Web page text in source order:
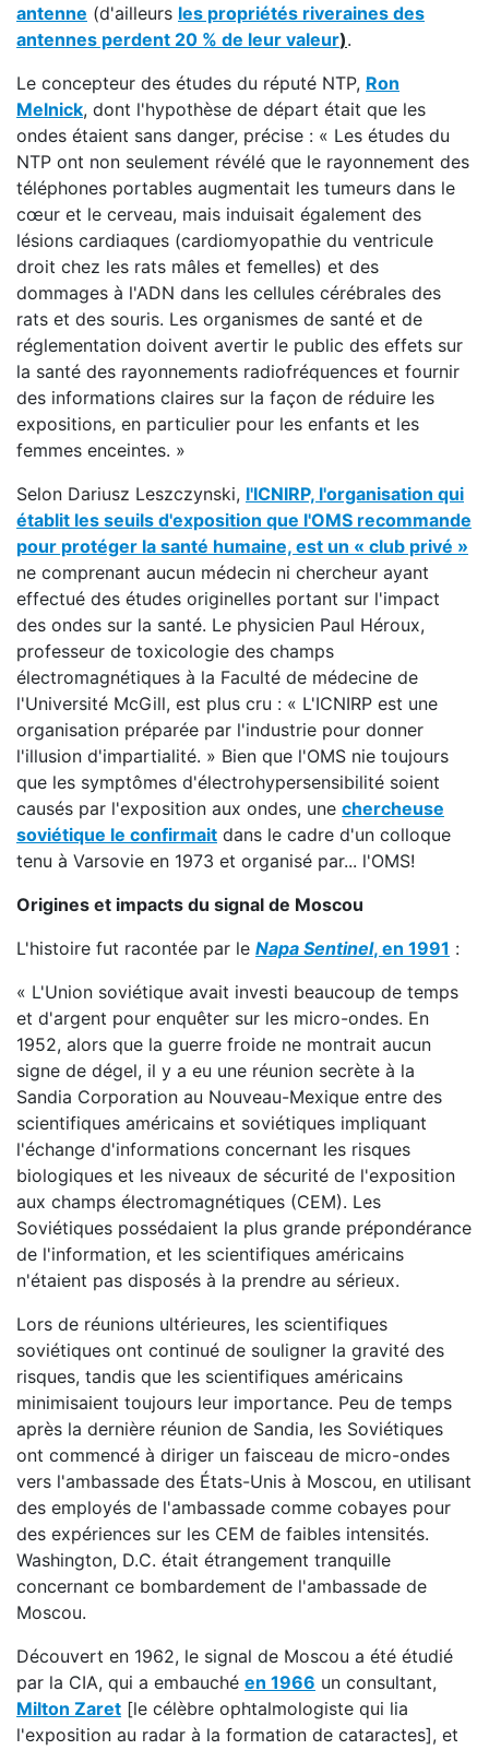
antenne (d'ailleurs les propriétés riveraines des
antennes perdent 20 % de leur valeur).
Le concepteur des études du réputé NTP, Ron
Melnick, dont l'hypothèse de départ était que les
ondes étaient sans danger, précise : « Les études du
NTP ont non seulement révélé que le rayonnement des
téléphones portables augmentait les tumeurs dans le
cœur et le cerveau, mais induisait également des
lésions cardiaques (cardiomyopathie du ventricule
droit chez les rats mâles et femelles) et des
dommages à l'ADN dans les cellules cérébrales des
rats et des souris. Les organismes de santé et de
réglementation doivent avertir le public des effets sur
la santé des rayonnements radiofréquences et fournir
des informations claires sur la façon de réduire les
expositions, en particulier pour les enfants et les
femmes enceintes. »
Selon Dariusz Leszczynski, l'ICNIRP, l'organisation qui
établit les seuils d'exposition que l'OMS recommande
pour protéger la santé humaine, est un « club privé »
ne comprenant aucun médecin ni chercheur ayant
effectué des études originelles portant sur l'impact
des ondes sur la santé. Le physicien Paul Héroux,
professeur de toxicologie des champs
électromagnétiques à la Faculté de médecine de
l'Université McGill, est plus cru : « L'ICNIRP est une
organisation préparée par l'industrie pour donner
l'illusion d'impartialité. » Bien que l'OMS nie toujours
que les symptômes d'électrohypersensibilité soient
causés par l'exposition aux ondes, une chercheuse
soviétique le confirmait dans le cadre d'un colloque
tenu à Varsovie en 1973 et organisé par... l'OMS!
Origines et impacts du signal de Moscou
L'histoire fut racontée par le Napa Sentinel, en 1991 :
« L'Union soviétique avait investi beaucoup de temps
et d'argent pour enquêter sur les micro-ondes. En
1952, alors que la guerre froide ne montrait aucun
signe de dégel, il y a eu une réunion secrète à la
Sandia Corporation au Nouveau-Mexique entre des
scientifiques américains et soviétiques impliquant
l'échange d'informations concernant les risques
biologiques et les niveaux de sécurité de l'exposition
aux champs électromagnétiques (CEM). Les
Soviétiques possédaient la plus grande prépondérance
de l'information, et les scientifiques américains
n'étaient pas disposés à la prendre au sérieux.
Lors de réunions ultérieures, les scientifiques
soviétiques ont continué de souligner la gravité des
risques, tandis que les scientifiques américains
minimisaient toujours leur importance. Peu de temps
après la dernière réunion de Sandia, les Soviétiques
ont commencé à diriger un faisceau de micro-ondes
vers l'ambassade des États-Unis à Moscou, en utilisant
des employés de l'ambassade comme cobayes pour
des expériences sur les CEM de faibles intensités.
Washington, D.C. était étrangement tranquille
concernant ce bombardement de l'ambassade de
Moscou.
Découvert en 1962, le signal de Moscou a été étudié
par la CIA, qui a embauché en 1966 un consultant,
Milton Zaret [le célèbre ophtalmologiste qui lia
l'exposition au radar à la formation de cataractes], et